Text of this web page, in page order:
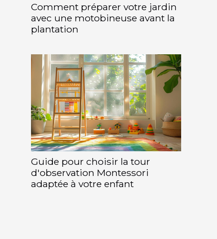
Comment préparer votre jardin
avec une motobineuse avant la
plantation
Guide pour choisir la tour
d'observation Montessori
adaptée à votre enfant